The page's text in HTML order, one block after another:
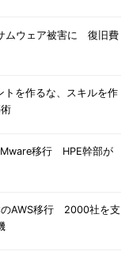
ムウェア被害に 復旧費
を作るな、スキルを作
移行 HPE幹部が
のAWS移行 2000社を支